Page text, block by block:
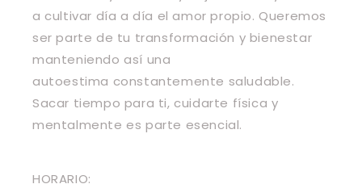
a cultivar día a día el amor propio. Queremos
ser parte de tu transformación y bienestar
manteniendo así una
autoestima constantemente saludable.
Sacar tiempo para ti, cuidarte física y
mentalmente es parte esencial.
HORARIO: